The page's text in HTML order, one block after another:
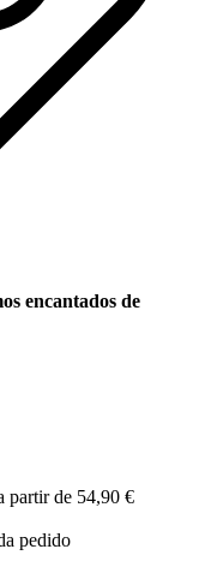
encantados de
partir de 54,90 €
pedido